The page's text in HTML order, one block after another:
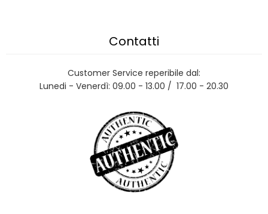
Contatti
Customer Service reperibile dal:
Lunedi - Venerdì: 09.00 - 13.00 / 17.00 - 20.30